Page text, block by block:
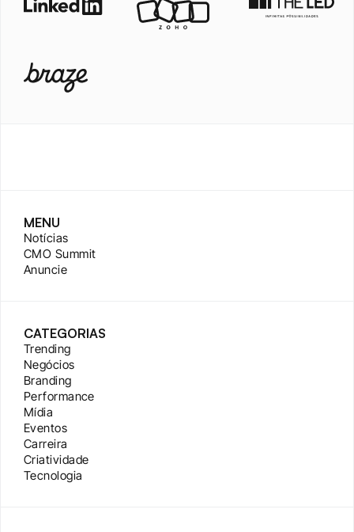
MENU
Notícias
CMO Summit
Anuncie
CATEGORIAS
Trending
Negócios
Branding
Performance
Mídia
Eventos
Carreira
Criatividade
Tecnologia